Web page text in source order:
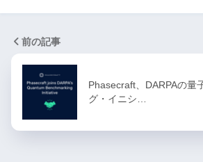
前の記事
Phasecraft、DARPAの量
グ・イニシ…